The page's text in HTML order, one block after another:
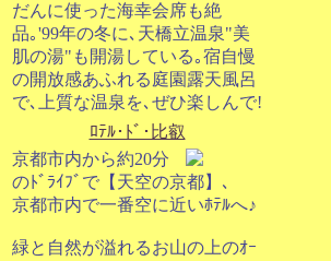
だんに使った海幸会席も絶
品｡'99年の冬に､天橋立温泉"美
肌の湯"も開湯している｡宿自慢
の開放感あふれる庭園露天風呂
で､上質な温泉を､ぜひ楽しんで!
ﾛﾃﾙ･ﾄﾞ･比叡
京都市内から約20分
のﾄﾞﾗｲﾌﾞで【天空の京都】､
京都市内で一番空に近いﾎﾃﾙへ♪
緑と自然が溢れるお山の上のｵｰ